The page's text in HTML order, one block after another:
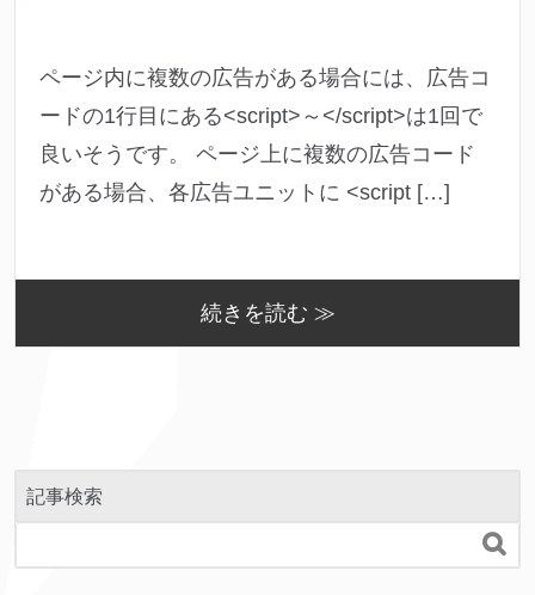
ページ内に複数の広告がある場合には、広告コ
ードの1行目にある<script>～</script>は1回で
良いそうです。 ページ上に複数の広告コード
がある場合、各広告ユニットに <script […]
続きを読む ≫
記事検索
